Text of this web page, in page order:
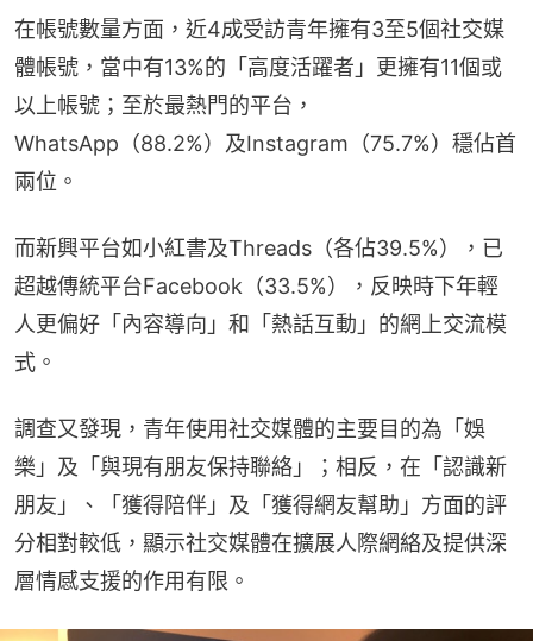
在帳號數量方面，近4成受訪青年擁有3至5個社交媒
體帳號，當中有13%的「高度活躍者」更擁有11個或
以上帳號；至於最熱門的平台，
WhatsApp（88.2%）及Instagram（75.7%）穩佔首
兩位。
而新興平台如小紅書及Threads（各佔39.5%），已
超越傳統平台Facebook（33.5%），反映時下年輕
人更偏好「內容導向」和「熱話互動」的網上交流模
式。
調查又發現，青年使用社交媒體的主要目的為「娛
樂」及「與現有朋友保持聯絡」；相反，在「認識新
朋友」、「獲得陪伴」及「獲得網友幫助」方面的評
分相對較低，顯示社交媒體在擴展人際網絡及提供深
層情感支援的作用有限。